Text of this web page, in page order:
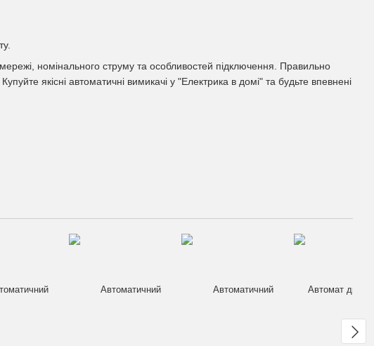
номінального струму та особливостей підключення. Правильно
якісні автоматичні вимикачі у "Електрика в домі" та будьте впевнені